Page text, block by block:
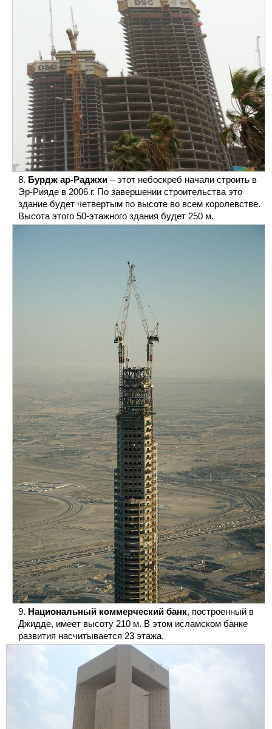
Бурдж ар-Раджхи – этот небоскреб начали строить в
Эр-Рияде в 2006 г. По завершении строительства это
здание будет четвертым по высоте во всем королевстве.
Высота этого 50-этажного здания будет 250 м.
Национальный коммерческий банк, построенный в
Джидде, имеет высоту 210 м. В этом исламском банке
развития насчитывается 23 этажа.